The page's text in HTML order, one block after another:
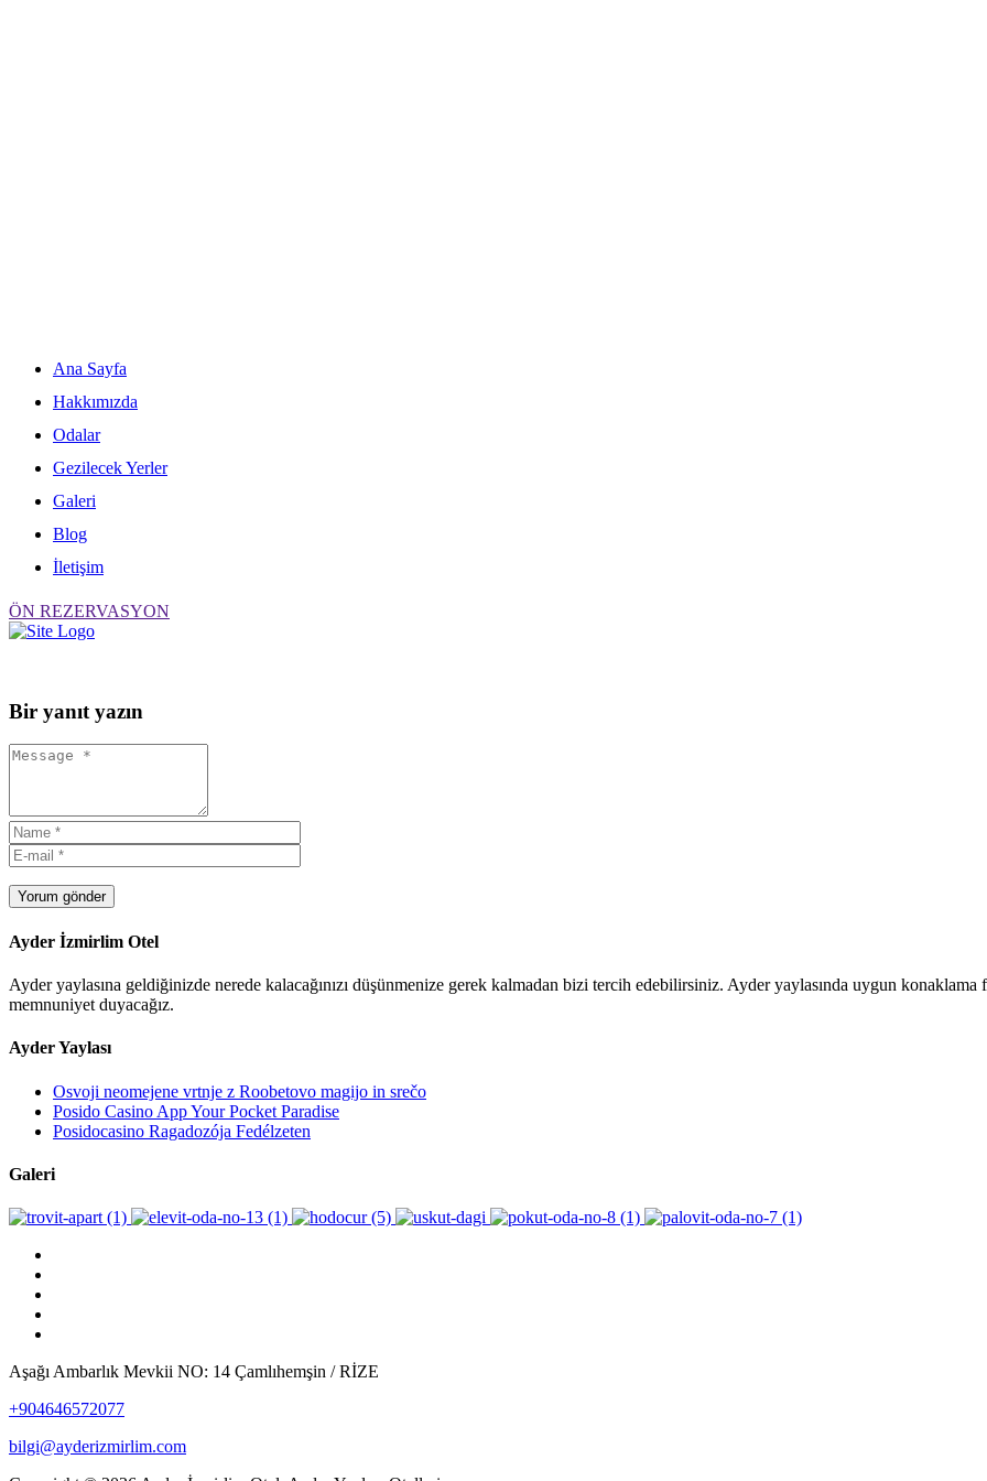
Ana Sayfa
Hakkımızda
Odalar
Gezilecek Yerler
Galeri
Blog
İletişim
ÖN REZERVASYON
Bir yanıt yazın
Yorum gönder
Ayder İzmirlim Otel
Ayder yaylasına geldiğinizde nerede kalacağınızı düşünmenize gerek kalmadan bizi tercih edebilirsiniz. Ayder yaylasında uygun
memnuniyet duyacağız.
Ayder Yaylası
Osvoji neomejene vrtnje z Roobetovo magijo in srečo
Posido Casino App Your Pocket Paradise
Posidocasino Ragadozója Fedélzeten
Galeri
Aşağı Ambarlık Mevkii NO: 14 Çamlıhemşin / RİZE
+904646572077
bilgi@ayderizmirlim.com